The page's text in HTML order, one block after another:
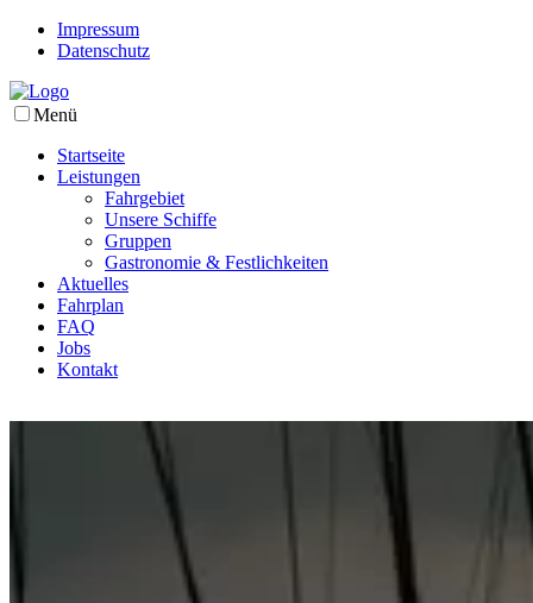
Impressum
Datenschutz
Menü
Startseite
Leistungen
Fahrgebiet
Unsere Schiffe
Gruppen
Gastronomie & Festlichkeiten
Aktuelles
Fahrplan
FAQ
Jobs
Kontakt